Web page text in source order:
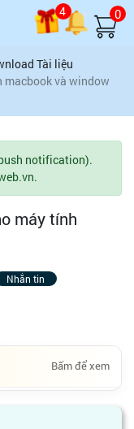
4 0
Tài liệu
macbook và window
notification).
máy tính
Nhắn tin
Bấm để xem